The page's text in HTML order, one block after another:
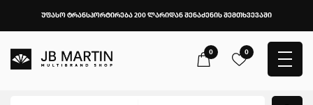
უფასო ტრანსპორტირება 200 ლარიდან შენაძენის შემთხვევაში
0 0